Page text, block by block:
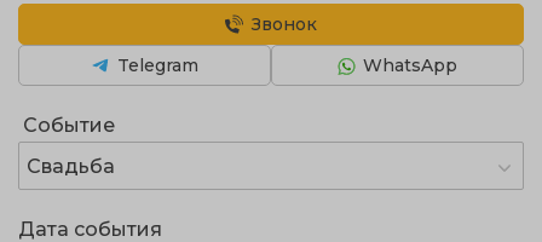
Событие
Свадьба
Дата события
Звонок
WhatsApp
Telegram